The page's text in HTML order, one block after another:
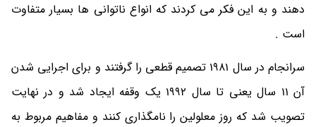
دهند و به این فکر می کردند که انواع ناتوانی ها بسیار متفاوت
است .
سرانجام در سال 1981 تصمیم قطعی را گرفتند و برای اجرایی شدن
آن 11 سال یعنی تا سال 1992 یک وقفه ایجاد شد و در نهایت
تصویب شد که روز معلولین را نامگذاری کنند و مفاهیم مربوط به